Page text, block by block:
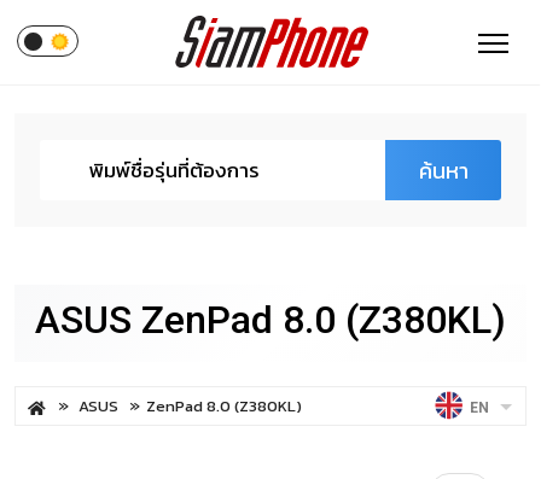
ค้นหา
ASUS ZenPad 8.0 (Z380KL)
ASUS ZenPad 8.0 (Z380KL) EN